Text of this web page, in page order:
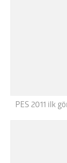
PES 2011 ilk